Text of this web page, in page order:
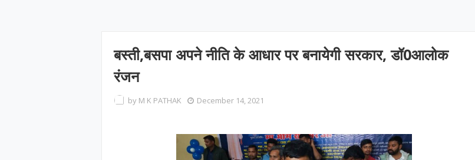
बस्ती,बसपा अपने नीति के आधार पर बनायेगी सरकार, डॉ0आलोक
रंजन
by M K PATHAK December 14, 2021